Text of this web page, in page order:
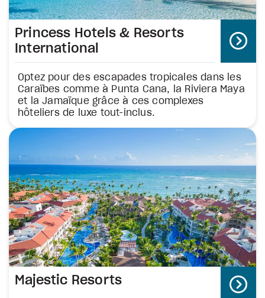
Princess Hotels & Resorts
International
Optez pour des escapades tropicales dans les
Caraïbes comme à Punta Cana, la Riviera Maya
et la Jamaïque grâce à ces complexes
hôteliers de luxe tout-inclus.
Majestic Resorts